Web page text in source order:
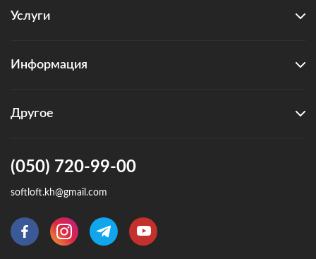
Услуги
Информация
Другое
(050) 720-99-00
softloft.kh@gmail.com